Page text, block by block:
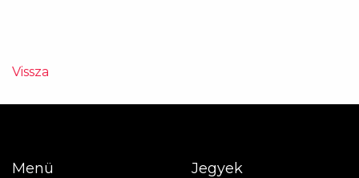
Vissza
Menü Jegyek